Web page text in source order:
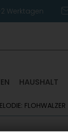
Werktagen
HAUSHALT
FLOHWALZER